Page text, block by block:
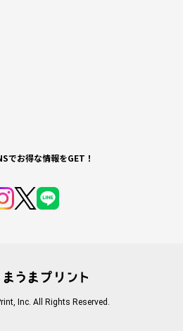
でお得な情報をGET！
Inc. All Rights Reserved.